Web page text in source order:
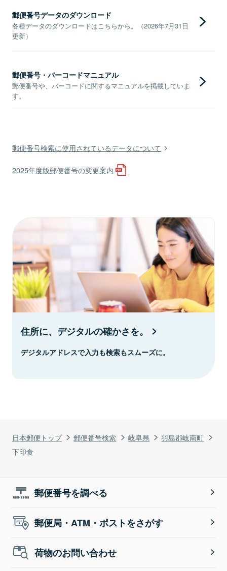
日本郵便トップ 郵便番号検索 岐阜県
羽島郡岐南町
下印食
郵便番号データのダウンロード
各種データのダウンロードはこちらから。（2026年7月31日
更新）
郵便番号・バーコードマニュアル
郵便番号や、バーコードに関するマニュアルを掲載していま
す。
郵便番号検索に使用されているデータについて
2025年度版郵便番号の変更案内
住所に、デジタルの確かさを。
デジタルアドレスで入力も検索もスムーズに。
郵便番号を調べる
郵便局・ATM・ポストをさがす
荷物のお問い合わせ